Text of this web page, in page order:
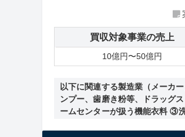
買収対象事業の売上
10億円〜50億円
以下に関連する製造業（メーカ
ンプー、歯磨き粉等、ドラッグ
ームセンターが扱う機能衣料 ③